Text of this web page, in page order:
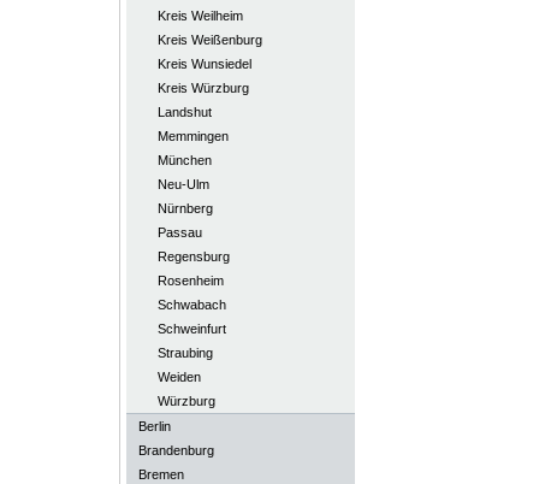
Kreis Weilheim
Kreis Weißenburg
Kreis Wunsiedel
Kreis Würzburg
Landshut
Memmingen
München
Neu-Ulm
Nürnberg
Passau
Regensburg
Rosenheim
Schwabach
Schweinfurt
Straubing
Weiden
Würzburg
Berlin
Brandenburg
Bremen